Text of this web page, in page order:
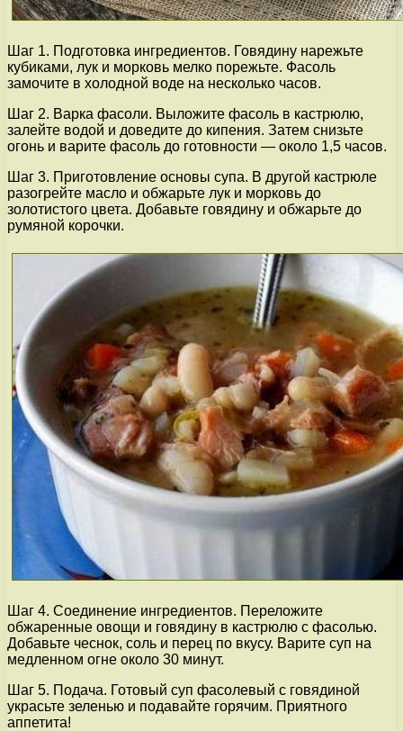
Шаг 1. Подготовка ингредиентов. Говядину нарежьте
кубиками, лук и морковь мелко порежьте. Фасоль
замочите в холодной воде на несколько часов.
Шаг 2. Варка фасоли. Выложите фасоль в кастрюлю,
залейте водой и доведите до кипения. Затем снизьте
огонь и варите фасоль до готовности — около 1,5 часов.
Шаг 3. Приготовление основы супа. В другой кастрюле
разогрейте масло и обжарьте лук и морковь до
золотистого цвета. Добавьте говядину и обжарьте до
румяной корочки.
Шаг 4. Соединение ингредиентов. Переложите
обжаренные овощи и говядину в кастрюлю с фасолью.
Добавьте чеснок, соль и перец по вкусу. Варите суп на
медленном огне около 30 минут.
Шаг 5. Подача. Готовый суп фасолевый с говядиной
украсьте зеленью и подавайте горячим. Приятного
аппетита!